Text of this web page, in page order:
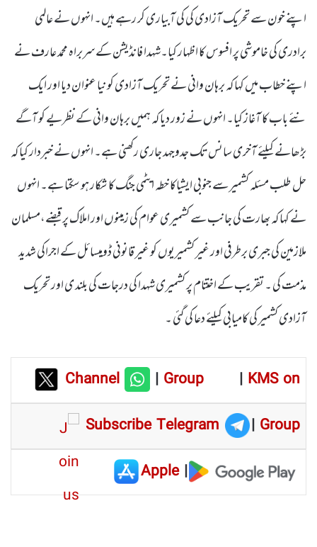
اپنے خون سے تحریک آزادی کی کی آبیاری کر رہے ہیں۔ انہوں نے عالمی
برادری کی خاموشی پر افسوس کا اظہار کیا۔شہدا فانڈیشن کے سربراہ محمد عارف نے
اپنے خطاب میں کہا کہ برہان وانی نے تحریک آزادی کو نیا عنوان دیا اور ایک
نئے باب کا آغاز کیا۔ انہوں نے زور دیا کہ ہمیں برہان وانی کے نظریے کو آگے
بڑھانے کیلئے آخری سانس تک جدوجہد جاری رکھنی ہے۔ انہوں نے خبردار کیا کہ
حل طلب مسئلہ کشمیر سے جنوبی ایشیاکا خطہ ایٹمی جنگ کا شکار ہو سکتا ہے۔ انہوں
نے کہا کہ بھارت کی جانب سے کشمیری عوام کی زمینوں اور املاک پر قبضے،مسلمان
ملازمین کی جبری برطرفی اور غیر کشمیریوں کو غیر قانونی ڈومیسائل کے اجراکی شدید
مذمت کی ۔ تقریب کے اختتام پر کشمیری شہدا کی درجات کی بلند ی اور تحریک
آزادی کشمیر کی کامیابی کیلئے دعا کی گئی ۔
Channel |Group | KMS on
Subscribe Telegram
| Group
|
Apple